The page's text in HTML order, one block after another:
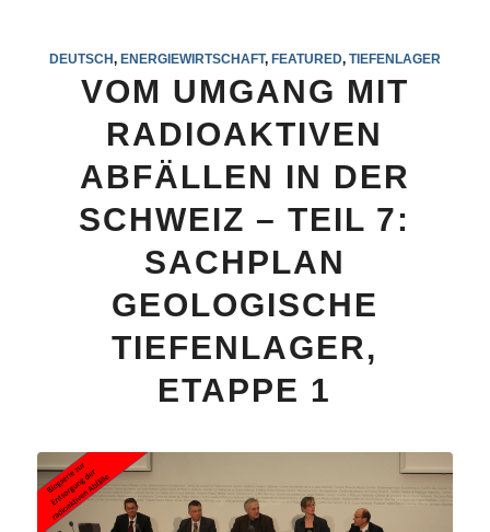
DEUTSCH, ENERGIEWIRTSCHAFT, FEATURED, TIEFENLAGER
VOM UMGANG MIT
RADIOAKTIVEN
ABFÄLLEN IN DER
SCHWEIZ – TEIL 7:
SACHPLAN
GEOLOGISCHE
TIEFENLAGER,
ETAPPE 1